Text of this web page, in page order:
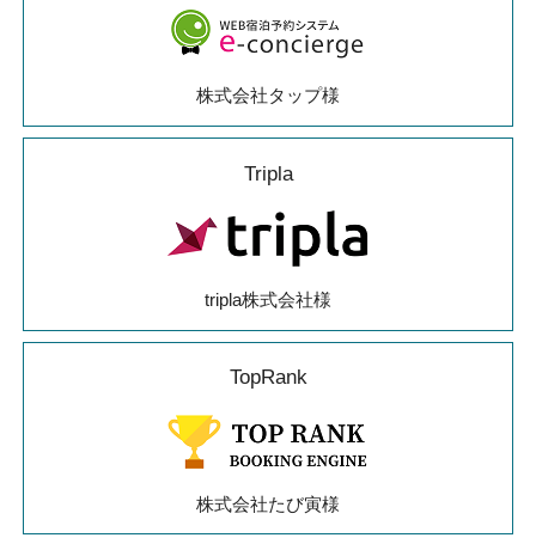
株式会社タップ様
Tripla
tripla株式会社様
TopRank
株式会社たび寅様